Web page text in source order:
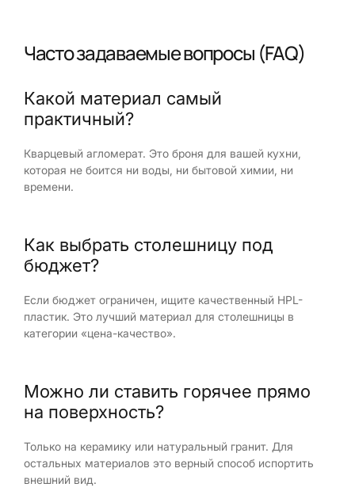
Часто задаваемые вопросы (FAQ)
Какой материал самый
практичный?
Кварцевый агломерат. Это броня для вашей кухни,
которая не боится ни воды, ни бытовой химии, ни
времени.
Как выбрать столешницу под
бюджет?
Если бюджет ограничен, ищите качественный HPL-
пластик. Это лучший материал для столешницы в
категории «цена-качество».
Можно ли ставить горячее прямо
на поверхность?
Только на керамику или натуральный гранит. Для
остальных материалов это верный способ испортить
внешний вид.